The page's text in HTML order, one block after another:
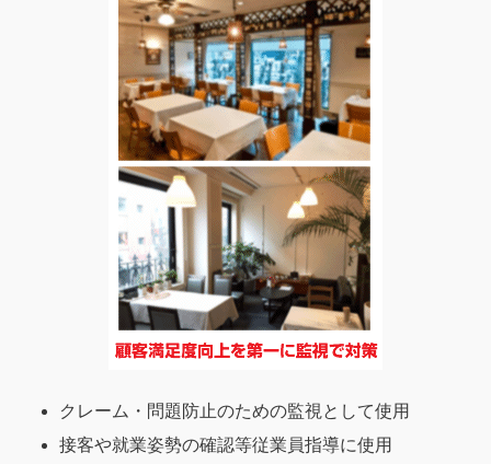
クレーム・問題防止のための監視として使用
接客や就業姿勢の確認等従業員指導に使用